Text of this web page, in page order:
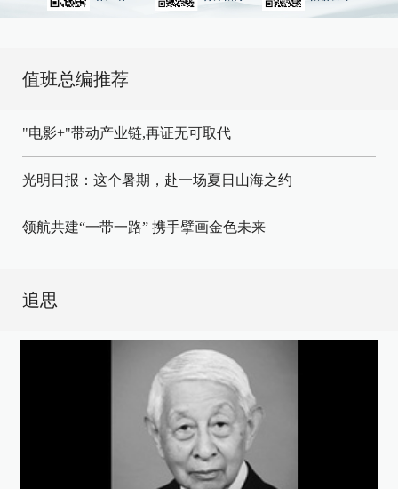
值班总编推荐
"电影+"带动产业链,再证无可取代
光明日报：这个暑期，赴一场夏日山海之约
领航共建“一带一路” 携手擘画金色未来
追思